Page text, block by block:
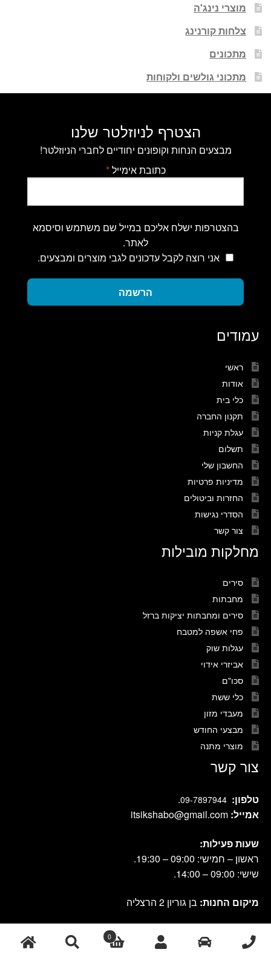
מוצרי נינג'ה
צלחות קורנינג
מתכונים
מתכוני גולשים ולקוחות
הצטרף לניוזלטר שלנו
מבצעים הנחות וקופונים יחודיים לחברי הניוזלטר!
כתובת אימייל*
בהצטרפות ישלח אליכם במייל שם משתמש וסיסמא
לאתר.
אני רוצה לקבל עדכונים לגבי מוצרים ומבצעים.
הרשמה
עמודים
ראשי
אודות
כלי בית
תקנון החברה
עגלת קניות
תשלום
החשבון שלי
מדיניות פרטיות
החזרות וביטולים
הסדרי נגישות
צור קשר
מחלקות מובילות
סירים
מחבתות
סירים ומחבתות יציקות ברזל
פחי אשפה למטבח
עגלות שוק
אביזרי אידוי
סכו"ם
כלי ששת
מעבדי מזון
מבצעי החודש
מוצרי מתנה
צור קשר
טלפון: 09-7897944
.
אמייל: itsikshabo@gmail.com
שעות פעילות:
ראשון – חמישי: 09:00 – 19:30.
שישי: 09:00 – 14:00.
מיקום החנות: בן גוריון 2 הרצליה
cook shop 2021 © אתר זה נבנה ועוצב על-ידי |אחסון
0